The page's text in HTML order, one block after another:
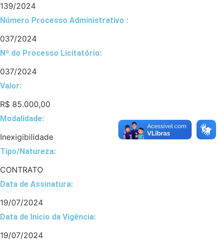
139/2024
Número Processo Administrativo :
037/2024
Nº do Processo Licitatório:
037/2024
Valor:
R$ 85.000,00
Modalidade:
Inexigibilidade
Tipo/Natureza:
CONTRATO
Data de Assinatura:
19/07/2024
Data de Início da Vigência:
19/07/2024